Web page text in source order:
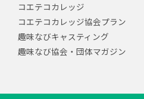
コエテコカレッジ
コエテコカレッジ協会プラン
趣味なびキャスティング
趣味なび協会・団体マガジン